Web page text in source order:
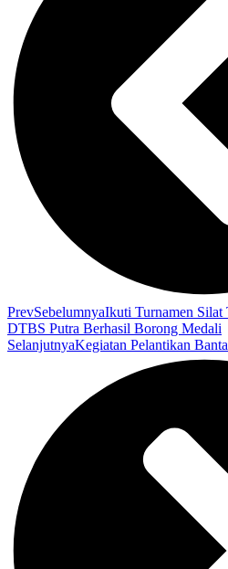
PrevSebelumnyaIkuti Turnamen
DTBS Putra Berhasil Borong Medali
SelanjutnyaKegiatan Pelantikan